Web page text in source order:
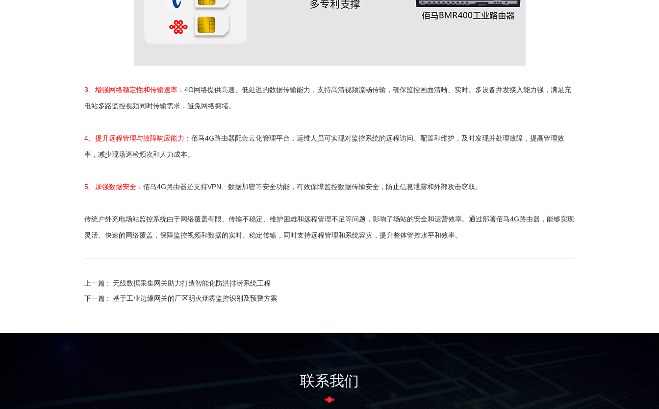
3、增强网络稳定性和传输速率： 4G网络提供高速、低延迟的数据传输能力，支持高清视频流畅传输，确保监控画面清晰、实时。多设备并发接入能力强，满足充
电站多路监控视频同时传输需求，避免网络拥堵。
4、提升远程管理与故障响应能力： 佰马4G路由器配套云化管理平台，运维人员可实现对监控系统的远程访问、配置和维护，及时发现并处理故障，提高管理效
率，减少现场巡检频次和人力成本。
5、加强数据安全： 佰马4G路由器还支持VPN、数据加密等安全功能，有效保障监控数据传输安全，防止信息泄露和外部攻击窃取。
传统户外充电场站监控系统由于网络覆盖有限、传输不稳定、维护困难和远程管理不足等问题，影响了场站的安全和运营效率。通过部署佰马4G路由器，能够实现
灵活、快速的网络覆盖，保障监控视频和数据的实时、稳定传输，同时支持远程管理和系统容灾，提升整体管控水平和效率。
上一篇 : 无线数据采集网关助力打造智能化防洪排涝系统工程
下一篇 : 基于工业边缘网关的厂区明火烟雾监控识别及预警方案
联系我们